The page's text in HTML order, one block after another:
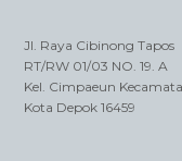
Jl. Raya Cibinong Tapos
RT/RW 01/03 NO. 19. A
Kel. Cimpaeun
Kota Depok 16459